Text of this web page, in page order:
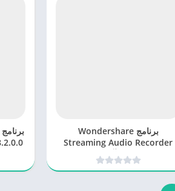
برنامج Wondershare
Streaming Audio Recorder
v2.3.12.2 بآخر إصدار